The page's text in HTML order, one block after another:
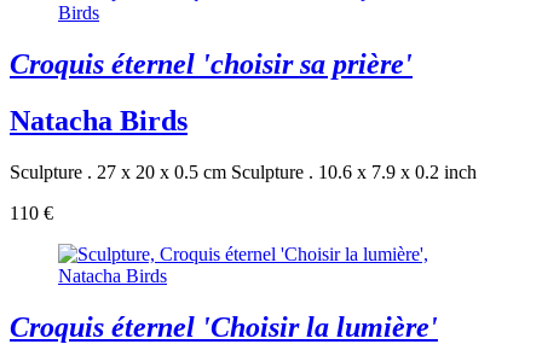
Croquis éternel 'choisir sa prière'
Natacha Birds
Sculpture . 27 x 20 x 0.5 cm Sculpture . 10.6 x 7.9 x 0.2 inch
110 €
Croquis éternel 'Choisir la lumière'